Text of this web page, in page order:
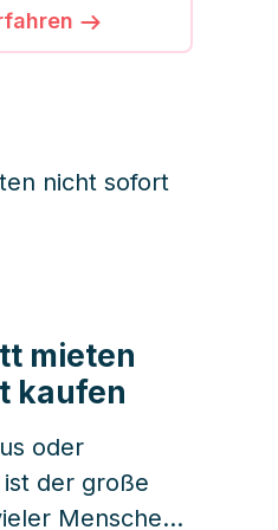
Jahr?
wir uns schon
mieten
kaufen
oder
der große
Menschen.